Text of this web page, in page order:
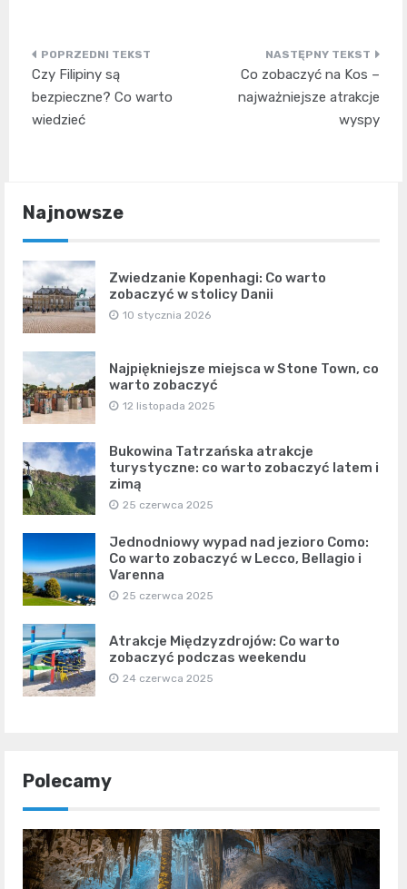
Nawigacja
wpisu
Czy Filipiny są
bezpieczne? Co warto
wiedzieć
Co zobaczyć na Kos –
najważniejsze atrakcje
wyspy
Najnowsze
Zwiedzanie Kopenhagi: Co warto
zobaczyć w stolicy Danii
10 stycznia 2026
Najpiękniejsze miejsca w Stone Town, co
warto zobaczyć
12 listopada 2025
Bukowina Tatrzańska atrakcje
turystyczne: co warto zobaczyć latem i
zimą
25 czerwca 2025
Jednodniowy wypad nad jezioro Como:
Co warto zobaczyć w Lecco, Bellagio i
Varenna
25 czerwca 2025
Atrakcje Międzyzdrojów: Co warto
zobaczyć podczas weekendu
24 czerwca 2025
Polecamy